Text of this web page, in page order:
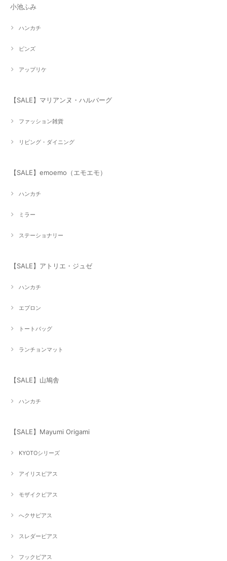
小池ふみ
ハンカチ
ピンズ
アップリケ
【SALE】マリアンヌ・ハルバーグ
ファッション雑貨
リビング・ダイニング
【SALE】emoemo（エモエモ）
ハンカチ
ミラー
ステーショナリー
【SALE】アトリエ・ジュゼ
ハンカチ
エプロン
トートバッグ
ランチョンマット
【SALE】山鳩舎
ハンカチ
【SALE】Mayumi Origami
KYOTOシリーズ
アイリスピアス
モザイクピアス
へクサピアス
スレダーピアス
フックピアス